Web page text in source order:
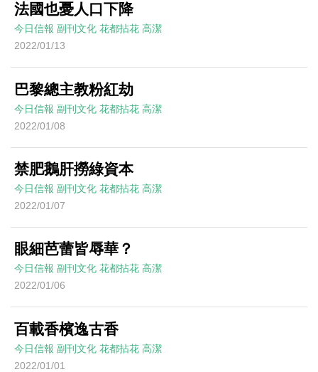
法國也憂人口下降
今日信報 副刊文化 花都拈花 高潔
2022/01/13
巴黎總主教粉紅劫
今日信報 副刊文化 花都拈花 高潔
2022/01/08
禁肥鵝肝撈綠資本
今日信報 副刊文化 花都拈花 高潔
2022/01/07
眼細芭蕾皆辱華？
今日信報 副刊文化 花都拈花 高潔
2022/01/06
百載香檳逸古香
今日信報 副刊文化 花都拈花 高潔
2022/01/01